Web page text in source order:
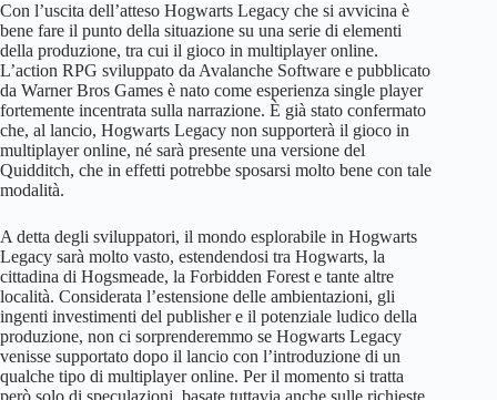
Con l’uscita dell’atteso Hogwarts Legacy che si avvicina è
bene fare il punto della situazione su una serie di elementi
della produzione, tra cui il gioco in multiplayer online.
L’action RPG sviluppato da Avalanche Software e pubblicato
da Warner Bros Games è nato come esperienza single player
fortemente incentrata sulla narrazione. È già stato confermato
che, al lancio, Hogwarts Legacy non supporterà il gioco in
multiplayer online, né sarà presente una versione del
Quidditch, che in effetti potrebbe sposarsi molto bene con tale
modalità.
A detta degli sviluppatori, il mondo esplorabile in Hogwarts
Legacy sarà molto vasto, estendendosi tra Hogwarts, la
cittadina di Hogsmeade, la Forbidden Forest e tante altre
località. Considerata l’estensione delle ambientazioni, gli
ingenti investimenti del publisher e il potenziale ludico della
produzione, non ci sorprenderemmo se Hogwarts Legacy
venisse supportato dopo il lancio con l’introduzione di un
qualche tipo di multiplayer online. Per il momento si tratta
però solo di speculazioni, basate tuttavia anche sulle richieste